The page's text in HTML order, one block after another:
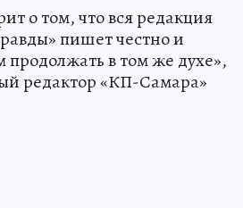
о том, что вся редакция
пишет честно и
продолжать в том же духе»,
редактор «КП-Самара»